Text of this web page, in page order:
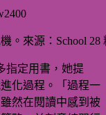
。來源：School 28
指定用書，她提
化過程。「過程一
然在閱讀中感到被